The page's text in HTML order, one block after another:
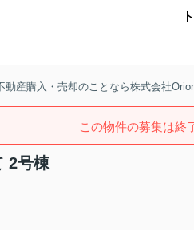
産購入・売却のことなら株式会社
この物件の募集は終
2号棟